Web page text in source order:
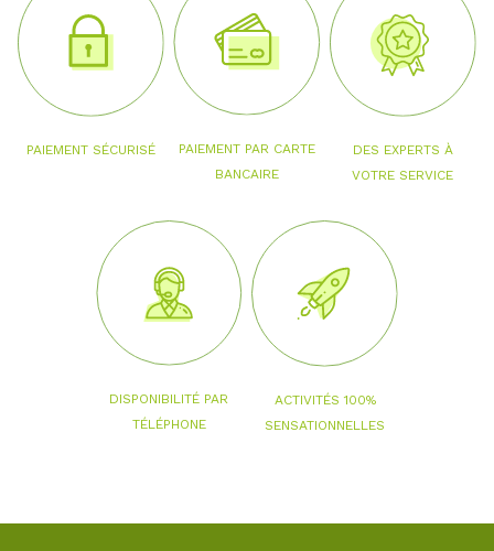
PAIEMENT SÉCURISÉ
PAIEMENT PAR CARTE
BANCAIRE
DES EXPERTS À
VOTRE SERVICE
DISPONIBILITÉ PAR
TÉLÉPHONE
ACTIVITÉS 100%
SENSATIONNELLES